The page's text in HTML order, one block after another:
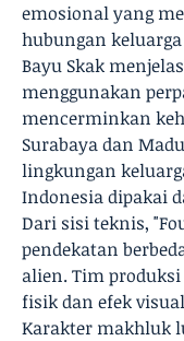
emosional yang
hubungan
Bayu Skak
menggunakan
mencerminkan
Surabaya dan
lingkungan
Indonesia dipakai
Dari sisi teknis,
pendekatan
alien. Tim
fisik dan efek
Karakter makhluk